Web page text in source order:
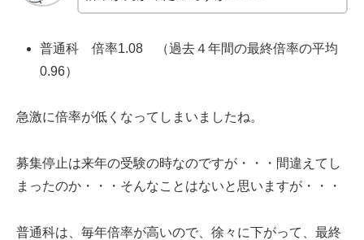
普通科 倍率1.08 （過去４年間の最終倍率の平均
0.96）
急激に倍率が低くなってしまいましたね。
募集停止は来年の受験の時なのですが・・・間違えてし
まったのか・・・そんなことはないと思いますが・・・
普通科は、毎年倍率が高いので、徐々に下がって、最終